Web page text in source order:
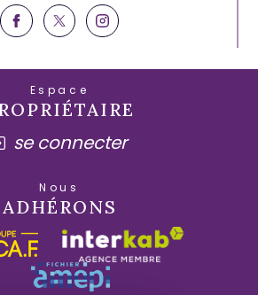
Espace
se connecter
Nous
ADHÉRONS